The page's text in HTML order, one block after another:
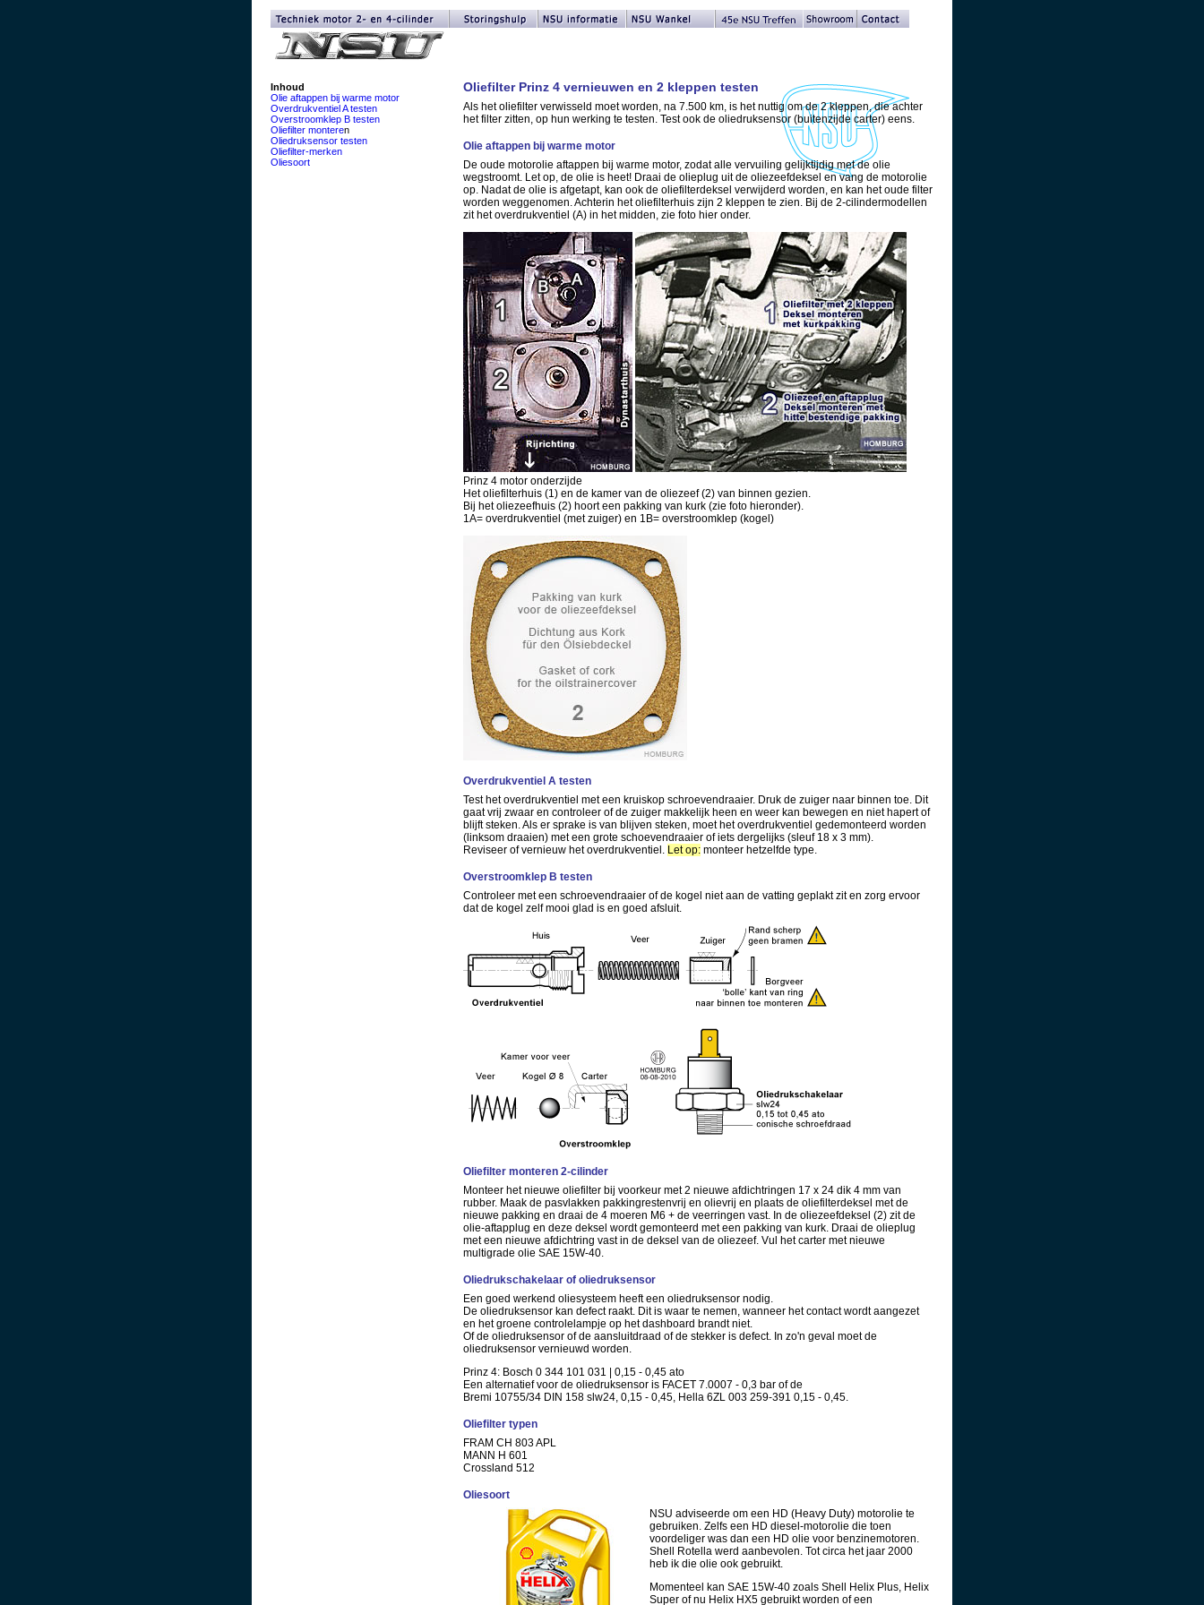
Inhoud
Olie aftappen bij warme motor
Overdrukventiel A testen
Overstroomklep B testen
Oliefilter monteren
Oliedruksensor testen
Oliefilter-merken
Oliesoort
Oliefilter Prinz 4 vernieuwen en 2 kleppen testen
Als het oliefilter verwisseld moet worden, na 7.500 km, is het nuttig om de 2 kleppen, die achter
het filter zitten, op hun werking te testen. Test ook de oliedruksensor (buitenzijde carter) eens.
Olie aftappen bij warme motor
De oude motorolie aftappen bij warme motor, zodat alle vervuiling gelijktijdig met de olie
wegstroomt. Let op, de olie is heet! Draai de olieplug uit de oliezeefdeksel en vang de motorolie
op. Nadat de olie is afgetapt, kan ook de oliefilterdeksel verwijderd worden, en kan het oude filter
worden weggenomen. Achterin het oliefilterhuis zijn 2 kleppen te zien. Bij de 2-cilindermodellen
zit het overdrukventiel (A) in het midden, zie foto hier onder.
Prinz 4 motor onderzijde
Het oliefilterhuis (1) en de kamer van de oliezeef (2) van binnen gezien.
Bij het oliezeefhuis (2) hoort een pakking van kurk (zie foto hieronder).
1A= overdrukventiel (met zuiger) en 1B= overstroomklep (kogel)
Overdrukventiel A testen
Test het overdrukventiel met een kruiskop schroevendraaier. Druk de zuiger naar binnen toe. Dit
gaat vrij zwaar en controleer of de zuiger makkelijk heen en weer kan bewegen en niet hapert of
blijft steken. Als er sprake is van blijven steken, moet het overdrukventiel gedemonteerd worden
(linksom draaien) met een grote schoevendraaier of iets dergelijks (sleuf 18 x 3 mm).
Reviseer of vernieuw het overdrukventiel. Let op: monteer hetzelfde type.
Overstroomklep B testen
Controleer met een schroevendraaier of de kogel niet aan de vatting geplakt zit en zorg ervoor
dat de kogel zelf mooi glad is en goed afsluit.
Oliefilter monteren 2-cilinder
Monteer het nieuwe oliefilter bij voorkeur met 2 nieuwe afdichtringen 17 x 24 dik 4 mm van
rubber. Maak de pasvlakken pakkingrestenvrij en olievrij en plaats de oliefilterdeksel met de
nieuwe pakking en draai de 4 moeren M6 + de veerringen vast. In de oliezeefdeksel (2) zit de
olie-aftapplug en deze deksel wordt gemonteerd met een pakking van kurk. Draai de olieplug
met een nieuwe afdichtring vast in de deksel van de oliezeef. Vul het carter met nieuwe
multigrade olie SAE 15W-40.
Oliedrukschakelaar of oliedruksensor
Een goed werkend oliesysteem heeft een oliedruksensor nodig.
De oliedruksensor kan defect raakt. Dit is waar te nemen, wanneer het contact wordt aangezet
en het groene controlelampje op het dashboard brandt niet.
Of de oliedruksensor of de aansluitdraad of de stekker is defect. In zo'n geval moet de
oliedruksensor vernieuwd worden.
Prinz 4: Bosch 0 344 101 031 | 0,15 - 0,45 ato
Een alternatief voor de oliedruksensor is FACET 7.0007 - 0,3 bar of de
Bremi 10755/34 DIN 158 slw24, 0,15 - 0,45, Hella 6ZL 003 259-391 0,15 - 0,45.
Oliefilter typen
FRAM CH 803 APL
MANN H 601
Crossland 512
Oliesoort
NSU adviseerde om een HD (Heavy Duty) motorolie te
gebruiken. Zelfs een HD diesel-motorolie die toen
voordeliger was dan een HD olie voor benzinemotoren.
Shell Rotella werd aanbevolen. Tot circa het jaar 2000
heb ik die olie ook gebruikt.
Momenteel kan SAE 15W-40 zoals Shell Helix Plus, Helix
Super of nu Helix HX5 gebruikt worden of een